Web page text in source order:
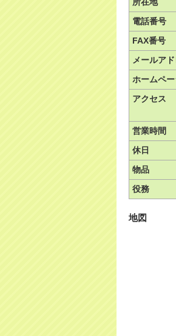
電話番号
FAX番号
メールア
ホームペ
アクセス
営業時間
休日
物品
役務
地図